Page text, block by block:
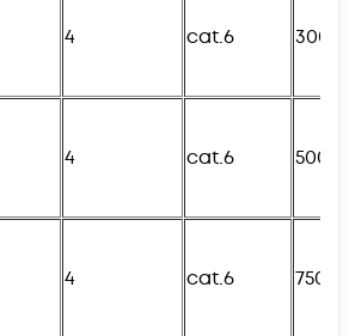
4 cat.6
4 cat.6
4 cat.6